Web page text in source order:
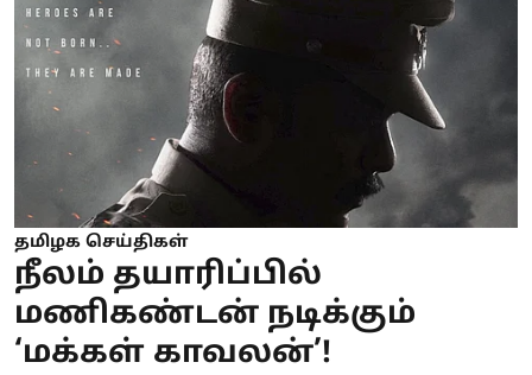
தமிழக செய்திகள்
நீலம் தயாரிப்பில்
மணிகண்டன் நடிக்கும்
‘மக்கள் காவலன்’!